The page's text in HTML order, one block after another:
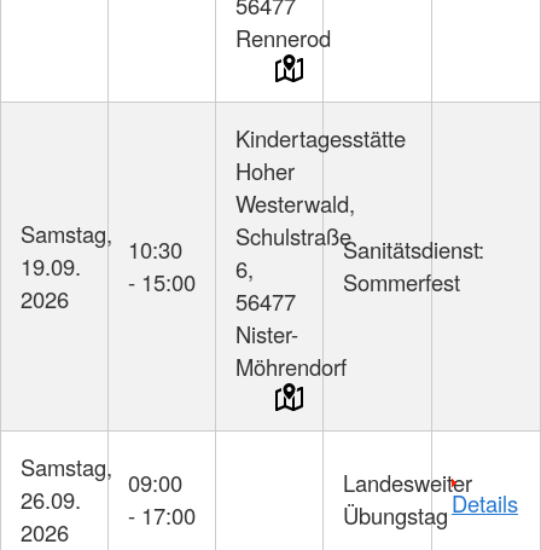
Rennerod
Samstag,
19.09.
2026
10:30
- 15:00
Kindertagesstätte
Hoher
Westerwald,
Schulstraße
6,
56477
Nister-
Möhrendorf
Sanitätsdienst:
Sommerfest
Samstag,
26.09.
2026
09:00
- 17:00
Landesweiter
ÜbungstagDetails